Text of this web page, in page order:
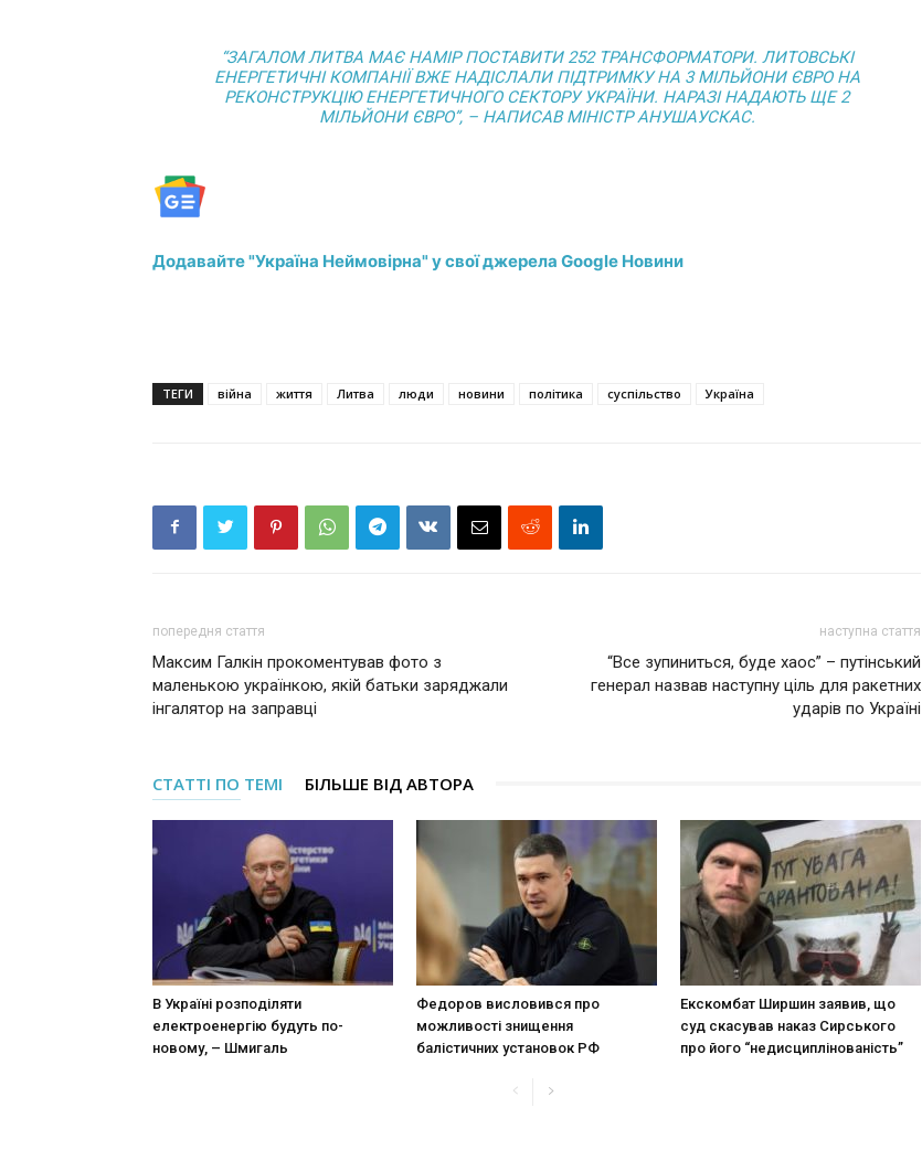
“ЗАГАЛОМ ЛИТВА МАЄ НАМІР ПОСТАВИТИ 252 ТРАНСФОРМАТОРИ. ЛИТОВСЬКІ
ЕНЕРГЕТИЧНІ КОМПАНІЇ ВЖЕ НАДІСЛАЛИ ПІДТРИМКУ НА 3 МІЛЬЙОНИ ЄВРО НА
РЕКОНСТРУКЦІЮ ЕНЕРГЕТИЧНОГО СЕКТОРУ УКРАЇНИ. НАРАЗІ НАДАЮТЬ ЩЕ 2
МІЛЬЙОНИ ЄВРО”, – НАПИСАВ МІНІСТР АНУШАУСКАС.
Додавайте "Україна Неймовірна" у свої джерела Google Новини
ТЕГИ війна життя Литва люди новини політика суспільство Україна
попередня стаття
Максим Галкін прокоментував фото з
маленькою українкою, якій батьки заряджали
інгалятор на заправці
наступна стаття
“Все зупиниться, буде хаос” – путінський
генерал назвав наступну ціль для ракетних
ударів по Україні
СТАТТІ ПО ТЕМІ БІЛЬШЕ ВІД АВТОРА
В Україні розподіляти
електроенергію будуть по-
новому, – Шмигаль
Федоров висловився про
можливості знищення
балістичних установок РФ
Екскомбат Ширшин заявив, що
суд скасував наказ Сирського
про його “недисциплінованість”